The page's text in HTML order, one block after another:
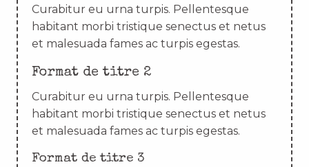
Curabitur eu urna turpis. Pellentesque
habitant morbi tristique senectus et netus
et malesuada fames ac turpis egestas.
Format de titre 2
Curabitur eu urna turpis. Pellentesque
habitant morbi tristique senectus et netus
et malesuada fames ac turpis egestas.
Format de titre 3